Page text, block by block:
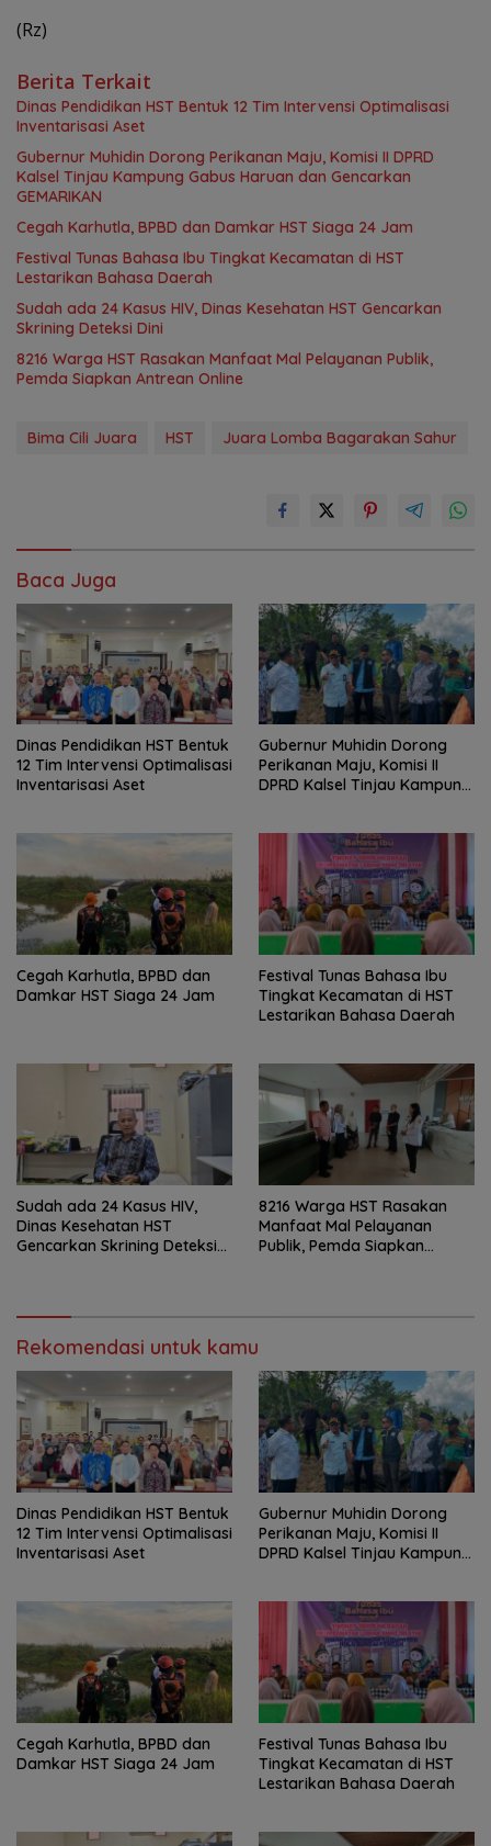
(Rz)
Berita Terkait
Dinas Pendidikan HST Bentuk 12 Tim Intervensi Optimalisasi
Inventarisasi Aset
Gubernur Muhidin Dorong Perikanan Maju, Komisi II DPRD
Kalsel Tinjau Kampung Gabus Haruan dan Gencarkan
GEMARIKAN
Cegah Karhutla, BPBD dan Damkar HST Siaga 24 Jam
Festival Tunas Bahasa Ibu Tingkat Kecamatan di HST
Lestarikan Bahasa Daerah
Sudah ada 24 Kasus HIV, Dinas Kesehatan HST Gencarkan
Skrining Deteksi Dini
8216 Warga HST Rasakan Manfaat Mal Pelayanan Publik,
Pemda Siapkan Antrean Online
Bima Cili Juara HST Juara Lomba Bagarakan Sahur
Baca Juga
Dinas Pendidikan HST Bentuk
12 Tim Intervensi Optimalisasi
Inventarisasi Aset
Gubernur Muhidin Dorong
Perikanan Maju, Komisi II
DPRD Kalsel Tinjau Kampung
Cegah Karhutla, BPBD dan
Damkar HST Siaga 24 Jam
Festival Tunas Bahasa Ibu
Tingkat Kecamatan di HST
Lestarikan Bahasa Daerah
Sudah ada 24 Kasus HIV,
Dinas Kesehatan HST
Gencarkan Skrining Deteksi
8216 Warga HST Rasakan
Manfaat Mal Pelayanan
Publik, Pemda Siapkan
Rekomendasi untuk kamu
Dinas Pendidikan HST Bentuk
12 Tim Intervensi Optimalisasi
Inventarisasi Aset
Gubernur Muhidin Dorong
Perikanan Maju, Komisi II
DPRD Kalsel Tinjau Kampung
Cegah Karhutla, BPBD dan
Damkar HST Siaga 24 Jam
Festival Tunas Bahasa Ibu
Tingkat Kecamatan di HST
Lestarikan Bahasa Daerah